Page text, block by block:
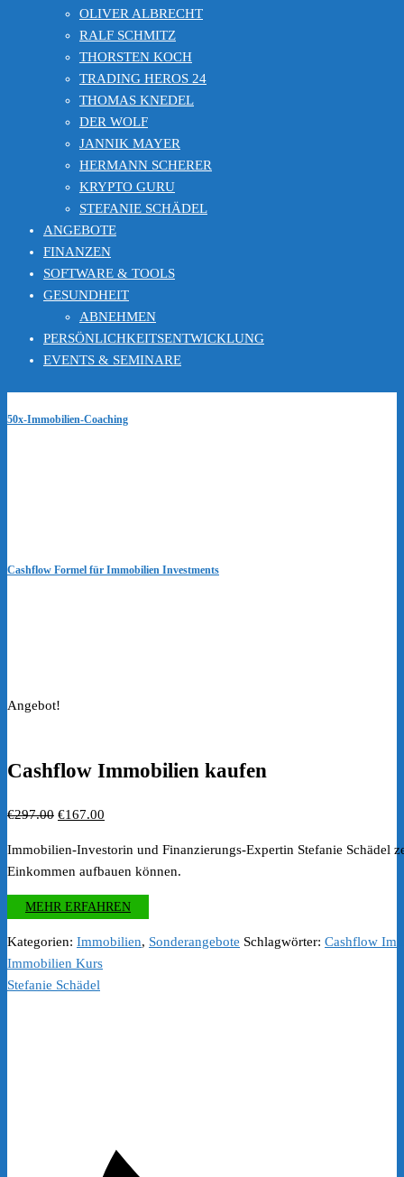
OLIVER ALBRECHT
RALF SCHMITZ
THORSTEN KOCH
TRADING HEROS 24
THOMAS KNEDEL
DER WOLF
JANNIK MAYER
HERMANN SCHERER
KRYPTO GURU
STEFANIE SCHÄDEL
ANGEBOTE
FINANZEN
SOFTWARE & TOOLS
GESUNDHEIT
ABNEHMEN
PERSÖNLICHKEITSENTWICKLUNG
EVENTS & SEMINARE
50x-Immobilien-Coaching
Cashflow Formel für Immobilien Investments
Angebot!
Cashflow Immobilien kaufen
€297.00 Ursprünglicher
war:
€297.00
€167.00
ist:
€167.00.
Immobilien-Investorin und Finanzierungs-Expertin Stefanie Schädel
Einkommen aufbauen können.
MEHR ERFAHREN
Kategorien: Immobilien, Sonderangebote Schlagwörter: Cashflow
Immobilien Kurs
Stefanie Schädel